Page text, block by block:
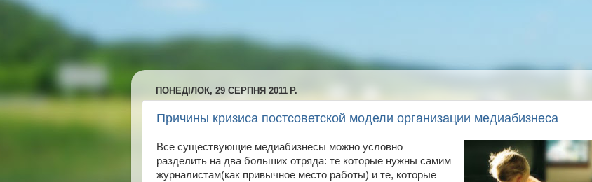
ПОНЕДІЛОК, 29 СЕРПНЯ 2011 Р.
Причины кризиса постсоветской модели организации медиабизнеса
Все существующие медиабизнесы можно условно
разделить на два больших отряда: те которые нужны самим
журналистам(как привычное место работы) и те, которые